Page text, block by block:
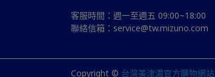
客服時間：週一至週五 09:00~18:00
聯絡信箱：service@tw.mizuno.com
Copyright © 台灣美津濃官方購物網站